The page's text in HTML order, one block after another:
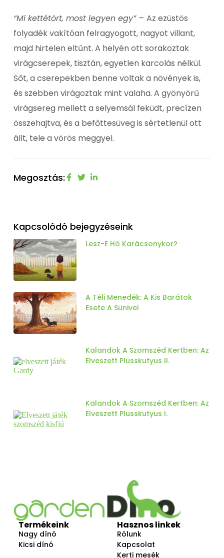
“Mi kettétört, most legyen egy” – Az ezüstös
folyadék vakítóan felragyogott, nagyot villant,
majd hirtelen eltűnt. A helyén ott sorakoztak
virágcserepek, tisztán, egyetlen karcolás nélkül.
Sőt, a cserepekben benne voltak a növények is,
és szebben virágoztak mint valaha. A gyönyörű
virágsereg mellett a selyemsál feküdt, precízen
összehajtva, és a befőttesüveg is sértetlenül ott
állt, tele a vörös meggyel.
Megosztás:
Kapcsolódó bejegyzéseink
Lesz-E Hó Karácsonykor?
A Téli Menedék: A Kis Barátok
Esete A Sünivel
Kalandok A Szomszéd Kertben: Az
Elveszett Plüsskutyus II.
Kalandok A Szomszéd Kertben: Az
Elveszett Plüsskutyus I.
Termékeink
Nagy dínó
Kicsi dínó
Hasznos linkek
Rólunk
Kapcsolat
Kerti mesék